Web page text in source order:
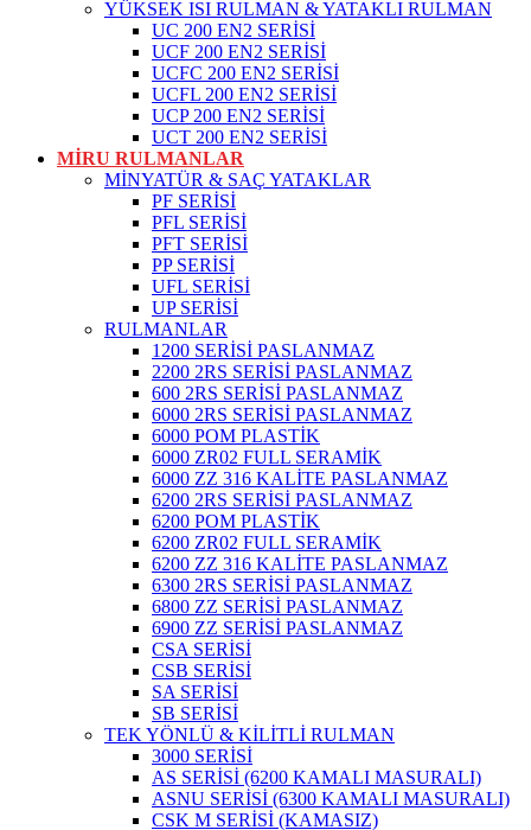
YÜKSEK ISI RULMAN & YATAKLI RULMAN
UC 200 EN2 SERİSİ
UCF 200 EN2 SERİSİ
UCFC 200 EN2 SERİSİ
UCFL 200 EN2 SERİSİ
UCP 200 EN2 SERİSİ
UCT 200 EN2 SERİSİ
MİRU RULMANLAR
MİNYATÜR & SAÇ YATAKLAR
PF SERİSİ
PFL SERİSİ
PFT SERİSİ
PP SERİSİ
UFL SERİSİ
UP SERİSİ
RULMANLAR
1200 SERİSİ PASLANMAZ
2200 2RS SERİSİ PASLANMAZ
600 2RS SERİSİ PASLANMAZ
6000 2RS SERİSİ PASLANMAZ
6000 POM PLASTİK
6000 ZR02 FULL SERAMİK
6000 ZZ 316 KALİTE PASLANMAZ
6200 2RS SERİSİ PASLANMAZ
6200 POM PLASTİK
6200 ZR02 FULL SERAMİK
6200 ZZ 316 KALİTE PASLANMAZ
6300 2RS SERİSİ PASLANMAZ
6800 ZZ SERİSİ PASLANMAZ
6900 ZZ SERİSİ PASLANMAZ
CSA SERİSİ
CSB SERİSİ
SA SERİSİ
SB SERİSİ
TEK YÖNLÜ & KİLİTLİ RULMAN
3000 SERİSİ
AS SERİSİ (6200 KAMALI MASURALI)
ASNU SERİSİ (6300 KAMALI MASURALI)
CSK M SERİSİ (KAMASIZ)